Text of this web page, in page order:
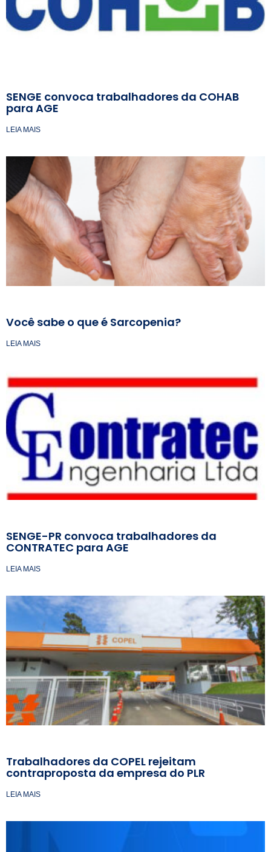
SENGE convoca trabalhadores da COHAB
para AGE
LEIA MAIS
Você sabe o que é Sarcopenia?
LEIA MAIS
SENGE-PR convoca trabalhadores da
CONTRATEC para AGE
LEIA MAIS
Trabalhadores da COPEL rejeitam
contraproposta da empresa do PLR
LEIA MAIS